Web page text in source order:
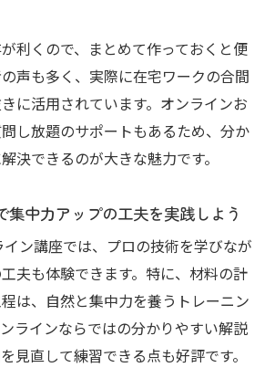
が利くので、まとめて作っておくと便
声も多く、実際に在宅ワークの合間
に活用されています。オンラインお
し放題のサポートもあるため、分か
決できるのが大きな魅力です。
集中力アップの工夫を実践しよう
ン講座では、プロの技術を学びなが
夫も体験できます。特に、材料の計
は、自然と集中力を養うトレーニン
ラインならではの分かりやすい解説
見直して練習できる点も好評です。